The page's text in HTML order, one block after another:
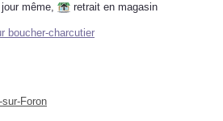
même, retrait en magasin
boucher-charcutier
Foron